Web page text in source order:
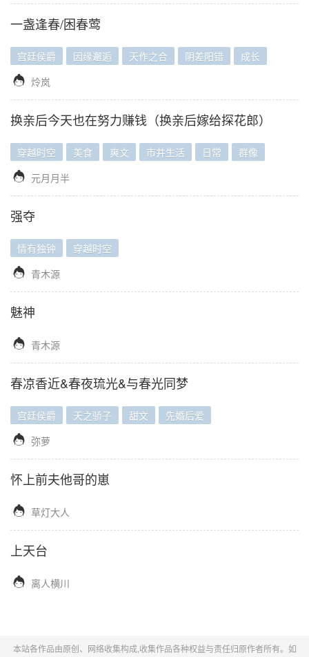
一盏逢春/困春莺
宫廷侯爵 因缘邂逅 天作之合 阴差阳错 成长
 炩岚
换亲后今天也在努力赚钱（换亲后嫁给探花郎）
穿越时空 美食 爽文 市井生活 日常 群像
 元月月半
强夺
情有独钟 穿越时空
 青木源
魅神
 青木源
春凉香近&春夜琉光&与春光同梦
宫廷侯爵 天之骄子 甜文 先婚后爱
 弥萝
怀上前夫他哥的崽
 草灯大人
上天台
 离人横川
本站各作品由原创、网络收集构成,收集作品各种权益与责任归原作者所有。如